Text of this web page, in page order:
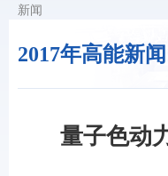
2017年高能新闻
新闻
量子色动